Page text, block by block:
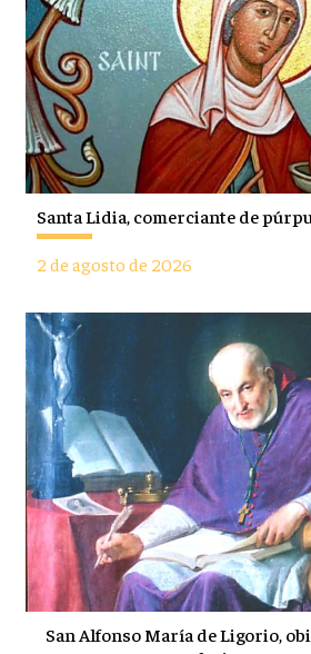
Santa Lidia, comerciante de
2 de agosto de 2026
San Alfonso María de Ligorio,